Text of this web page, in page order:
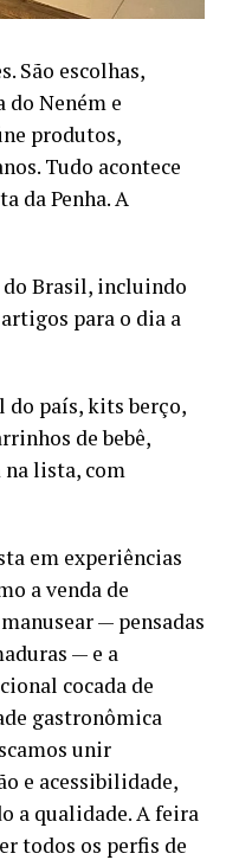
São escolhas,
do Neném e
produtos,
Tudo acontece
da Penha. A
do Brasil, incluindo
para o dia a
do país, kits berço,
de bebê,
na lista, com
em experiências
a venda de
— pensadas
— e a
cocada de
gastronômica
unir
e acessibilidade,
a qualidade. A feira
todos os perfis de